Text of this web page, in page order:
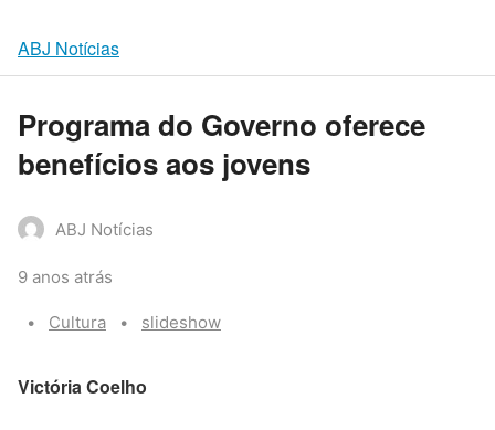
ABJ Notícias
Programa do Governo oferece
benefícios aos jovens
ABJ Notícias
9 anos atrás
Categories:
Cultura Tags:
slideshow
Victória Coelho